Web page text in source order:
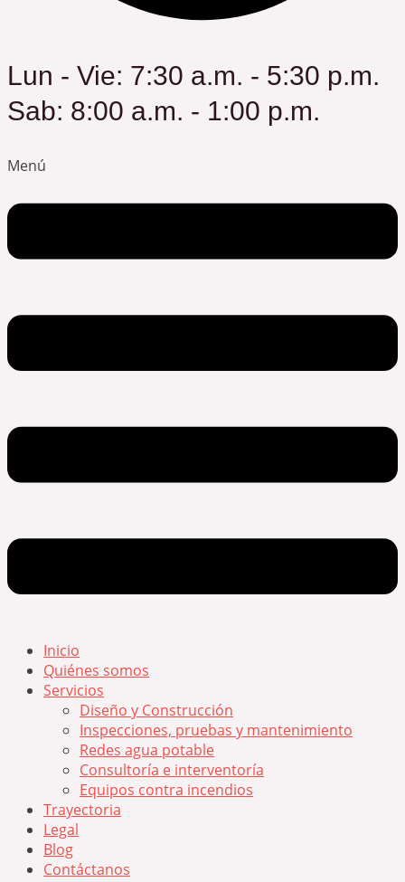
Lun - Vie: 7:30 a.m. - 5:30 p.m.
Sab: 8:00 a.m. - 1:00 p.m.
Menú
Inicio
Quiénes somos
Servicios
Diseño y Construcción
Inspecciones, pruebas y mantenimiento
Redes agua potable
Consultoría e interventoría
Equipos contra incendios
Trayectoria
Legal
Blog
Contáctanos